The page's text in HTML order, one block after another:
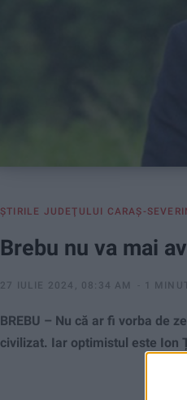
ŞTIRILE JUDEŢULUI CARAŞ-
Brebu nu va mai
27 IULIE 2024, 08:34 AM 1
BREBU – Nu că ar fi vorba de
civilizat. Iar optimistul este Ion